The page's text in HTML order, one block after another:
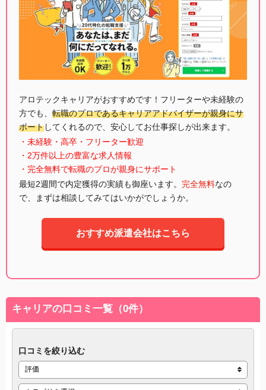
アロテックキャリアがおすすめです！フリーターや未経験の
方でも、 転職のプロであるキャリアアドバイザーが親身にサ
ポートしてくれるので、安心してお仕事探しが出来ます。
・未経験・高卒・フリーター歓迎
・2万件以上の豊富な求人情報
・完全無料で転職のプロが親身にサポート
最短2週間で内定獲得の実績も御座います。 完全無料なの
で、まずは相談してみてはいかがでしょうか。
おすすめ派遣会社はこちら
キャリアの口コミ一覧（0件）
口コミを絞り込む